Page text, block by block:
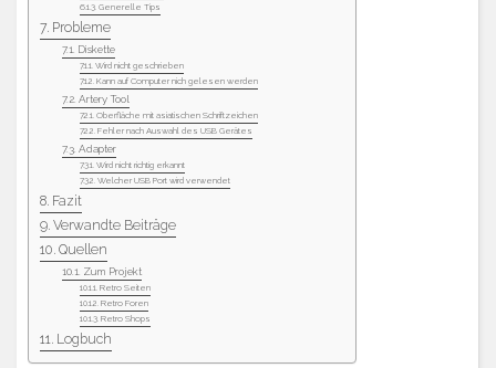
Generelle Tips
Probleme
Diskette
Wird nicht geschrieben
Kann auf Computer nich gelesen werden
Artery Tool
Oberfläche mit asiatischen Schriftzeichen
Fehler nach Auswahl des USB Gerätes
Adapter
Wird nicht richtig erkannt
Welcher USB Port wird verwendet
Fazit
Verwandte Beiträge
Quellen
Zum Projekt
Retro Seiten
Retro Foren
Retro Shops
Logbuch